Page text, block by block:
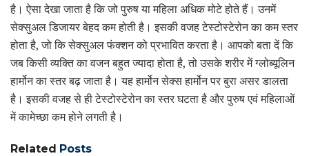
है। ऐसा देखा जाता है कि जो पुरुष या महिला अधिक मोटे होते हैं। उनमें
सेक्सुअल डिजायर बेहद कम होती है। इसकी वजह टेस्टोस्टेरोन का कम स्तर
होता है, जो कि सेक्सुअल फंक्शन को प्रभावित करता है। आपको बता दें कि
जब किसी व्यक्ति का वजन बहुत ज्यादा होता है, तो उसके शरीर में ग्लोब्यूलिन
हार्मोन का स्तर बढ़ जाता है। यह हार्मोन सेक्स हार्मोन पर बुरा असर डालता
है। इसकी वजह से ही टेस्टोस्टेरोन का स्तर घटता है और पुरुष एवं महिलाओं
में कामेच्छा कम होने लगती है।
Related Posts